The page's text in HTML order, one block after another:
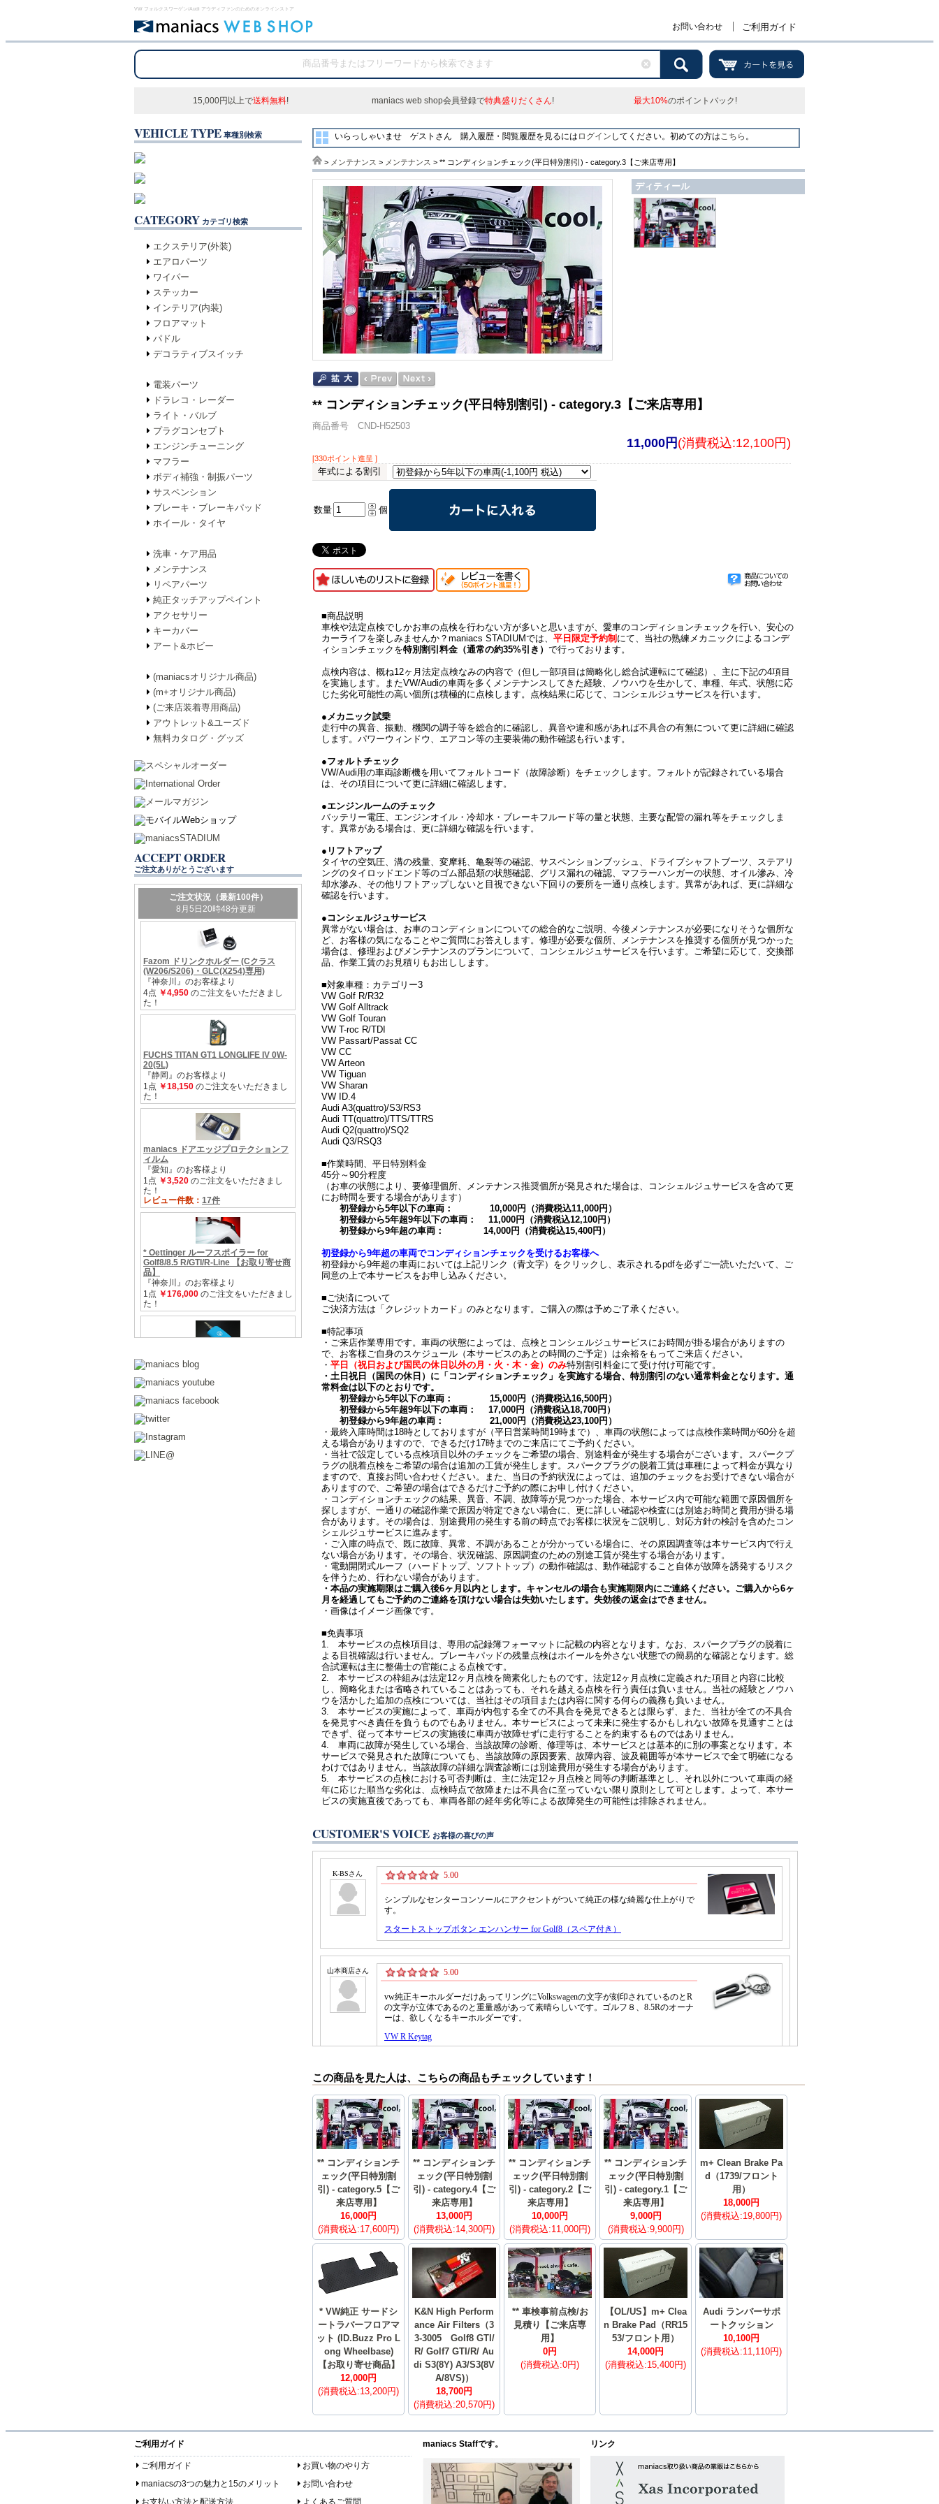
VW フォルクスワーゲン/Audi アウディファンのためのオンラインストア
お問い合わせ ご利用ガイド
15,000円以上で送料無料! maniacs web shop会員登録で特典盛りだくさん! 最大10%のポイントバック!
VEHICLE TYPE 車種別検索
CATEGORY カテゴリ検索
エクステリア(外装)
エアロパーツ
ワイパー
ステッカー
インテリア(内装)
フロアマット
パドル
デコラティブスイッチ
電装パーツ
ドラレコ・レーダー
ライト・バルブ
プラグコンセプト
エンジンチューニング
マフラー
ボディ補強・制振パーツ
サスペンション
ブレーキ・ブレーキパッド
ホイール・タイヤ
洗車・ケア用品
メンテナンス
リペアパーツ
純正タッチアップペイント
アクセサリー
キーカバー
アート&ホビー
(maniacsオリジナル商品)
(m+オリジナル商品)
(ご来店装着専用商品)
アウトレット&ユーズド
無料カタログ・グッズ
ACCEPT ORDER
ご注文ありがとうございます
いらっしゃいませ ゲストさん 購入履歴・閲覧履歴を見るには ログイン してください。初めての方はこちら 。
> メンテナンス > メンテナンス > ** コンディションチェック(平日特別割引) - category.3【ご来店専用】
** コンディションチェック(平日特別割引) - category.3【ご来店専用】
商品番号 CND-H52503
11,000円 (消費税込:12,100円)
[330ポイント進呈 ]
年式による割引
数量 個
ディティール
■商品説明
車検や法定点検でしかお車の点検を行わない方が多いと思いますが、愛車のコンディションチェックを行い、安心の
カーライフを楽しみませんか？maniacs STADIUMでは、 平日限定予約制 にて、当社の熟練メカニックによるコンデ
ィションチェックを特別割引料金（通常の約35%引き） で行っております。
点検内容は、概ね12ヶ月法定点検なみの内容で（但し一部項目は簡略化し総合試運転にて確認）、主に下記の4項目
を実施します。またVW/Audiの車両を多くメンテナンスしてきた経験、ノウハウを生かして、車種、年式、状態に応
じた劣化可能性の高い個所は積極的に点検します。点検結果に応じて、コンシェルジュサービスを行います。
●メカニック試乗
走行中の異音、振動、機関の調子等を総合的に確認し、異音や違和感があれば不具合の有無について更に詳細に確認
します。パワーウィンドウ、エアコン等の主要装備の動作確認も行います。
●フォルトチェック
VW/Audi用の車両診断機を用いてフォルトコード（故障診断）をチェックします。フォルトが記録されている場合
は、その項目について更に詳細に確認します。
●エンジンルームのチェック
バッテリー電圧、エンジンオイル・冷却水・ブレーキフルード等の量と状態、主要な配管の漏れ等をチェックしま
す。異常がある場合は、更に詳細な確認を行います。
●リフトアップ
タイヤの空気圧、溝の残量、変摩耗、亀裂等の確認、サスペンションブッシュ、ドライブシャフトブーツ、ステアリ
ングのタイロッドエンド等のゴム部品類の状態確認、グリス漏れの確認、マフラーハンガーの状態、オイル滲み、冷
却水滲み、その他リフトアップしないと目視できない下回りの要所を一通り点検します。異常があれば、更に詳細な
確認を行います。
●コンシェルジュサービス
異常がない場合は、お車のコンディションについての総合的なご説明、今後メンテナンスが必要になりそうな個所な
ど、お客様の気になることやご質問にお答えします。修理が必要な個所、メンテナンスを推奨する個所が見つかった
場合は、修理およびメンテナンスのプランについて、コンシェルジュサービスを行います。ご希望に応じて、交換部
品、作業工賃のお見積りもお出しします。
■対象車種：カテゴリー3
VW Golf R/R32
VW Golf Alltrack
VW Golf Touran
VW T-roc R/TDI
VW Passart/Passat CC
VW CC
VW Arteon
VW Tiguan
VW Sharan
VW ID.4
Audi A3(quattro)/S3/RS3
Audi TT(quattro)/TTS/TTRS
Audi Q2(quattro)/SQ2
Audi Q3/RSQ3
■作業時間、平日特別料金
45分～90分程度
（お車の状態により、要修理個所、メンテナンス推奨個所が発見された場合は、コンシェルジュサービスを含めて更
にお時間を要する場合があります）
初登録から5年以下の車両： 10,000円（消費税込11,000円）
初登録から5年超9年以下の車両： 11,000円（消費税込12,100円）
初登録から9年超の車両： 14,000円（消費税込15,400円）
初登録から9年超の車両でコンディションチェックを受けるお客様へ
初登録から9年超の車両においては上記リンク（青文字）をクリックし、表示されるpdfを必ずご一読いただいて、ご
同意の上で本サービスをお申し込みください。
■ご決済について
ご決済方法は「クレジットカード」のみとなります。ご購入の際は予めご了承ください。
■特記事項
・ご来店作業専用です。車両の状態によっては、点検とコンシェルジュサービスにお時間が掛る場合がありますの
で、お客様ご自身のスケジュール（本サービスのあとの時間のご予定）は余裕をもってご来店ください。
・ 平日（祝日および国民の休日以外の月・火・木・金）のみ特別割引料金にて受け付け可能です。
・土日祝日（国民の休日）に「コンディションチェック」を実施する場合、特別割引のない通常料金となります。通
常料金は以下のとおりです。
初登録から5年以下の車両： 15,000円（消費税込16,500円）
初登録から5年超9年以下の車両： 17,000円（消費税込18,700円）
初登録から9年超の車両： 21,000円（消費税込23,100円）
・最終入庫時間は18時としておりますが（平日営業時間19時まで）、車両の状態によっては点検作業時間が60分を超
える場合がありますので、できるだけ17時までのご来店にてご予約ください。
・当社で設定している点検項目以外のチェックをご希望の場合、別途料金が発生する場合がございます。スパークプ
ラグの脱着点検をご希望の場合は追加の工賃が発生します。スパークプラグの脱着工賃は車種によって料金が異なり
ますので、直接お問い合わせください。また、当日の予約状況によっては、追加のチェックをお受けできない場合が
ありますので、ご希望の場合はできるだけご予約の際にお申し付けください。
・コンディションチェックの結果、異音、不調、故障等が見つかった場合、本サービス内で可能な範囲で原因個所を
探しますが、一通りの確認作業で原因が特定できない場合に、更に詳しい確認や検査には別途お時間と費用が掛る場
合があります。その場合は、別途費用の発生する前の時点でお客様に状況をご説明し、対応方針の検討を含めたコン
シェルジュサービスに進みます。
・ご入庫の時点で、既に故障、異常、不調があることが分かっている場合に、その原因調査等は本サービス内で行え
ない場合があります。その場合、状況確認、原因調査のための別途工賃が発生する場合があります。
・電動開閉式ルーフ（ハードトップ、ソフトトップ）の動作確認は、動作確認すること自体が故障を誘発するリスク
を伴うため、行わない場合があります。
・本品の実施期限はご購入後6ヶ月以内とします。キャンセルの場合も実施期限内にご連絡ください。ご購入から6ヶ
月を経過してもご予約のご連絡を頂けない場合は失効いたします。失効後の返金はできません。
・画像はイメージ画像です。
■免責事項
1. 本サービスの点検項目は、専用の記録簿フォーマットに記載の内容となります。なお、スパークプラグの脱着に
よる目視確認は行いません。ブレーキパッドの残量点検はホイールを外さない状態での簡易的な確認となります。総
合試運転は主に整備士の官能による点検です。
2. 本サービスの枠組みは法定12ヶ月点検を簡素化したものです。法定12ヶ月点検に定義された項目と内容に比較
し、簡略化または省略されていることはあっても、それを越える点検を行う責任は負いません。当社の経験とノウハ
ウを活かした追加の点検については、当社はその項目または内容に関する何らの義務も負いません。
3. 本サービスの実施によって、車両が内包する全ての不具合を発見できるとは限らず、また、当社が全ての不具合
を発見すべき責任を負うものでもありません。本サービスによって未来に発生するかもしれない故障を見通すことは
できず、従って本サービスの実施後に車両が故障せずに走行することを約束するものではありません。
4. 車両に故障が発生している場合、当該故障の診断、修理等は、本サービスとは基本的に別の事案となります。本
サービスで発見された故障についても、当該故障の原因要素、故障内容、波及範囲等が本サービスで全て明確になる
わけではありません。当該故障の詳細な調査診断には別途費用が発生する場合があります。
5. 本サービスの点検における可否判断は、主に法定12ヶ月点検と同等の判断基準とし、それ以外について車両の経
年に応じた順当な劣化は、点検時点で故障または不具合に至っていない限り原則として可とします。よって、本サー
ビスの実施直後であっても、車両各部の経年劣化等による故障発生の可能性は排除されません。
CUSTOMER'S VOICE お客様の喜びの声
この商品を見た人は、こちらの商品もチェックしています！
** コンディションチ
ェック(平日特別割
引) - category.5【ご
来店専用】
16,000円
(消費税込:17,600円)
** コンディションチ
ェック(平日特別割
引) - category.4【ご
来店専用】
13,000円
(消費税込:14,300円)
** コンディションチ
ェック(平日特別割
引) - category.2【ご
来店専用】
10,000円
(消費税込:11,000円)
** コンディションチ
ェック(平日特別割
引) - category.1【ご
来店専用】
9,000円
(消費税込:9,900円)
m+ Clean Brake Pa
d（1739/フロント
用）
18,000円
(消費税込:19,800円)
* VW純正 サードシ
ートラバーフロアマ
ット (ID.Buzz Pro L
ong Wheelbase)
【お取り寄せ商品】
12,000円
(消費税込:13,200円)
K&N High Perform
ance Air Filters（3
3-3005 Golf8 GTI/
R/ Golf7 GTI/R/ Au
di S3(8Y) A3/S3(8V
A/8VS)）
18,700円
(消費税込:20,570円)
** 車検事前点検/お
見積り【ご来店専
用】
0円
(消費税込:0円)
【OL/US】m+ Clea
n Brake Pad（RR15
53/フロント用）
14,000円
(消費税込:15,400円)
Audi ランバーサポ
ートクッション
10,100円
(消費税込:11,110円)
ご利用ガイド
ご利用ガイド
お買い物のやり方
maniacsの3つの魅力と15のメリット
お問い合わせ
お支払い方法と配送方法
よくあるご質問
maniacs Staffです。 リンク